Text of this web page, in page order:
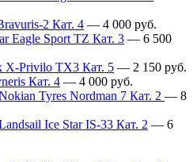
2 Кат. 4 — 4 000 руб.
Eagle Sport TZ Кат. 3 — 6 500
X-Privilo TX3 Кат. 5 — 2 150 руб.
Кат. 4 — 4 000 руб.
Tyres Nordman 7 Кат. 2 — 8
Ice Star IS-33 Кат. 2 — 6